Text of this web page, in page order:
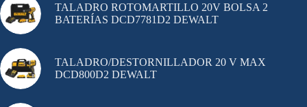
TALADRO ROTOMARTILLO 20V BOLSA 2
BATERÍAS DCD7781D2 DEWALT
TALADRO/DESTORNILLADOR 20 V MAX
DCD800D2 DEWALT